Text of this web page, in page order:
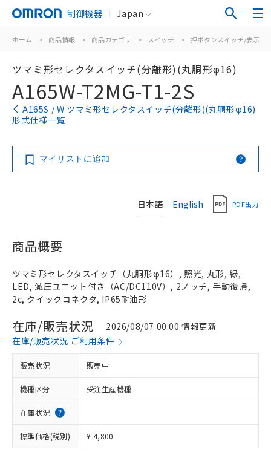
制御機器 Japan
ホーム > 商品情報 > 商品カテゴリ > スイッチ > 押ボタンスイッチ/表示灯
ツマミ形セレクタスイッチ(分離形)(丸胴形φ16)
A165W-T2MG-T1-2S
A165S / W ツマミ形セレクタスイッチ(分離形)(丸胴形φ16)
形式仕様一覧
マイリストに追加
日本語 English PDF出力
商品概要
ツマミ形セレクタスイッチ（丸胴形φ16）, 照光, 丸形, 緑,
LED, 減圧ユニット付き（AC/DC110V）, 2ノッチ, 手動復帰,
2c, クイックコネクタ, IP65耐油形
在庫/販売状況
2026/08/07 00:00 情報更新
在庫/販売状況 ご利用条件
販売状況 販売中
機種区分 受注生産機種
在庫状況
標準価格(税別) ¥ 4,800